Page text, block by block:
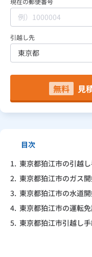
Daigasコラム
総合TOP 業務用・産
プライバシーポリシー
引越し先
無料 見
目次
1. 東京都狛江市の引越
2. 東京都狛江市のガス
3. 東京都狛江市の水道
4. 東京都狛江市の運転
5. 東京都狛江市引越し